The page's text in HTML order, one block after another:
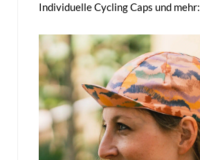
Individuelle Cycling Caps und mehr: